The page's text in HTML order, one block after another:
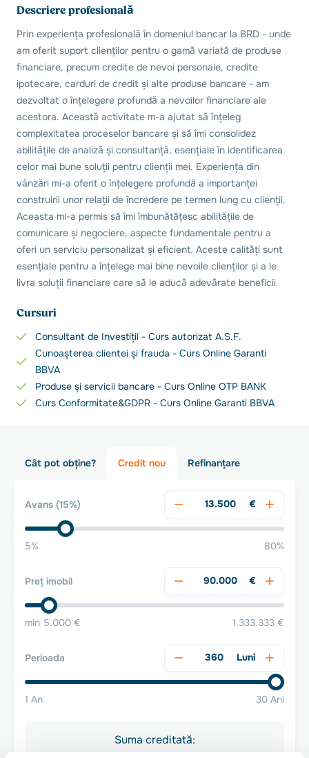
Descriere profesională
Prin experiența profesională în domeniul bancar la BRD - unde
am oferit suport clienților pentru o gamă variată de produse
financiare, precum credite de nevoi personale, credite
ipotecare, carduri de credit și alte produse bancare - am
dezvoltat o înțelegere profundă a nevoilor financiare ale
acestora. Această activitate m-a ajutat să înțeleg
complexitatea proceselor bancare și să îmi consolidez
abilitățile de analiză și consultanță, esențiale în identificarea
celor mai bune soluții pentru clienții mei. Experiența din
vânzări mi-a oferit o înțelegere profundă a importanței
construirii unor relații de încredere pe termen lung cu clienții.
Aceasta mi-a permis să îmi îmbunătățesc abilitățile de
comunicare și negociere, aspecte fundamentale pentru a
oferi un serviciu personalizat și eficient. Aceste calități sunt
esențiale pentru a înțelege mai bine nevoile clienților și a le
livra soluții financiare care să le aducă adevărate beneficii.
Cursuri
Consultant de Investiții - Curs autorizat A.S.F.
Cunoașterea clientei și frauda - Curs Online Garanti
BBVA
Produse și servicii bancare - Curs Online OTP BANK
Curs Conformitate&GDPR - Curs Online Garanti BBVA
Cât pot obține? Credit nou Refinanțare
Avans (15%) €
5% 80%
Preț imobil €
min 5.000 € 1.333.333 €
Perioada Luni
1 An 30 Ani
Suma creditată: